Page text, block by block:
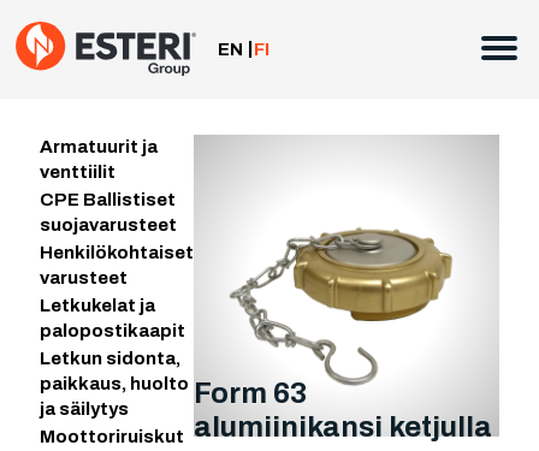
sisältöön
EN FI
Armatuurit ja
venttiilit
CPE Ballistiset
suojavarusteet
Henkilökohtaiset
varusteet
Letkukelat ja
palopostikaapit
Letkun sidonta,
paikkaus, huolto
ja säilytys
Moottoriruiskut
Form 63
alumiinikansi ketjulla